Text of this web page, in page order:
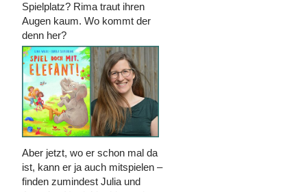
Spielplatz? Rima traut ihren
Augen kaum. Wo kommt der
denn her?
Aber jetzt, wo er schon mal da
ist, kann er ja auch mitspielen –
finden zumindest Julia und